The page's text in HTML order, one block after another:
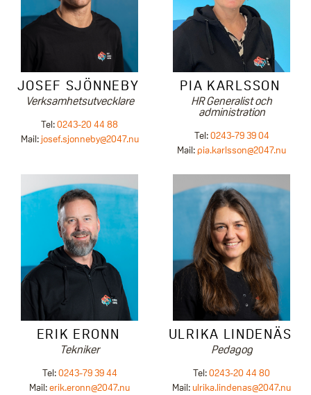
JOSEF SJÖNNEBY
Verksamhetsutvecklare
Tel:0243-20 44 88
Mail: josef.sjonneby@2047.nu
PIA KARLSSON
HR Generalist och
administration
Tel:0243-79 39 04
Mail:pia.karlsson@2047.nu
ERIK ERONN
Tekniker
Tel:0243-79 39 44
Mail:erik.eronn@2047.nu
ULRIKA LINDENÄS
Pedagog
Tel:0243-20 44 80
Mail:ulrika.lindenas@2047.nu